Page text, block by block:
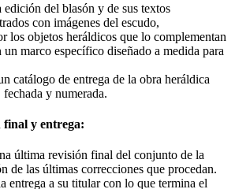
edición del blasón y de sus textos
con imágenes del escudo,
los objetos heráldicos que lo complementan
un marco específico diseñado a medida para
catálogo de entrega de la obra heráldica
y numerada.
y entrega:
última revisión final del conjunto de la
de las últimas correcciones que procedan.
entrega a su titular con lo que termina el